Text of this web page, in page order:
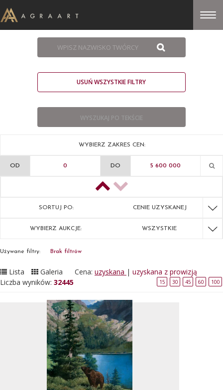
USUŃ WSZYSTKIE FILTRY
WYBIERZ ZAKRES CEN:
OD DO
SORTUJ PO: CENIE UZYSKANEJ
WYBIERZ AUKCJE: WSZYSTKIE
Używane filtry: Brak filtrów
Lista Galeria Cena: uzyskana | uzyskana z prowizją
Liczba wyników: 32445 15 30 45 60 100